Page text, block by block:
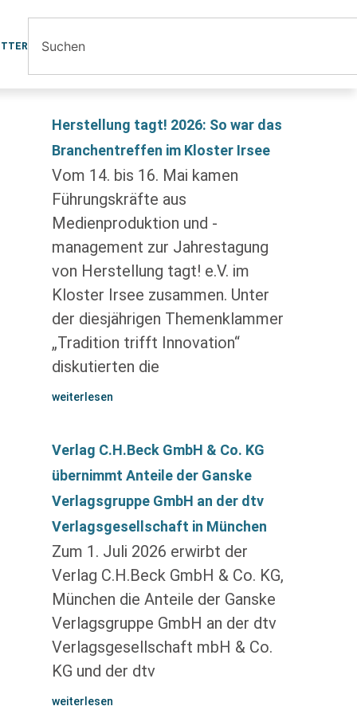
Herstellung tagt! 2026: So war das
Branchentreffen im Kloster Irsee
Vom 14. bis 16. Mai kamen
Führungskräfte aus
Medienproduktion und -
management zur Jahrestagung
von Herstellung tagt! e.V. im
Kloster Irsee zusammen. Unter
der diesjährigen Themenklammer
„Tradition trifft Innovation“
diskutierten die
weiterlesen
Verlag C.H.Beck GmbH & Co. KG
übernimmt Anteile der Ganske
Verlagsgruppe GmbH an der dtv
Verlagsgesellschaft in München
Zum 1. Juli 2026 erwirbt der
Verlag C.H.Beck GmbH & Co. KG,
München die Anteile der Ganske
Verlagsgruppe GmbH an der dtv
Verlagsgesellschaft mbH & Co.
KG und der dtv
weiterlesen